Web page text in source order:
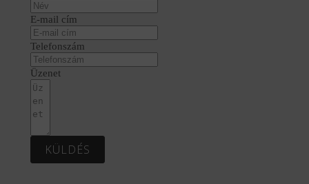
E-mail cím
Telefonszám
Üzenet
KÜLDÉS